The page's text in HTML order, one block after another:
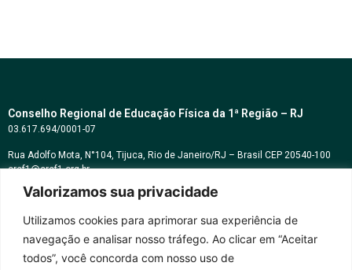
Valorizamos sua privacidade
Utilizamos cookies para aprimorar sua experiência de
navegação e analisar nosso tráfego. Ao clicar em “Aceitar
todos”, você concorda com nosso uso de
Conselho Regional de Educação Física da 1ª Região – RJ
03.617.694/0001-07
Rua Adolfo Mota, N°104, Tijuca, Rio de Janeiro/RJ – Brasil CEP 20540-100
cref1@cref1.org.br
Assessoria de comunicação:
Horários de atendimento: